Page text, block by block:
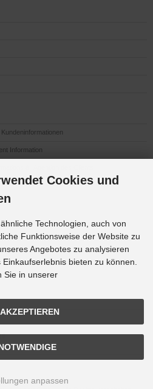
Information
Cookies und
Technologien, auch von
Funktionsweise der Website zu
Angebotes zu analysieren
bieten zu können.
Sie in unserer
anpassen